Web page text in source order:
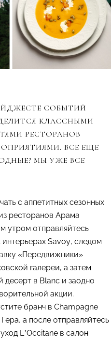
СОБЫТИЙ
ДЕЛИТСЯ КЛАССНЫМИ
РЕСТОРАНОВ
ВСЕ ЕЩЕ
МЫ УЖЕ ВСЕ
с аппетитных сезонных
ресторанов Арама
утром отправляйтесь
Savoy, следом
«Передвижники»
галереи, а затем
в Blanc и заодно
акции.
бранч в Champagne
а после отправляйтесь
L’Occitane в салон